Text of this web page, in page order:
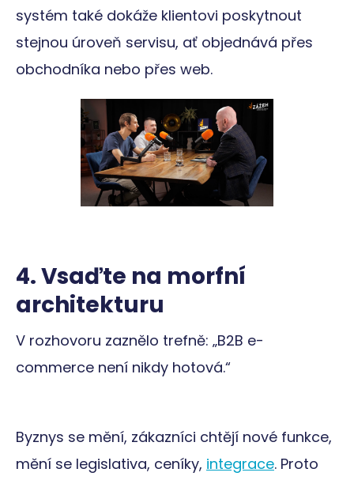
systém také dokáže klientovi poskytnout
stejnou úroveň servisu, ať objednává přes
obchodníka nebo přes web.
4. Vsaďte na morfní
architekturu
V rozhovoru zaznělo trefně: „B2B e-
commerce není nikdy hotová.“
Byznys se mění, zákazníci chtějí nové funkce,
mění se legislativa, ceníky, integrace. Proto